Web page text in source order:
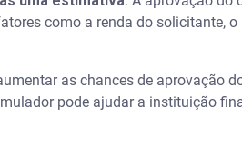
como a renda do solicitante,
as chances de aprovação
pode ajudar a instituição